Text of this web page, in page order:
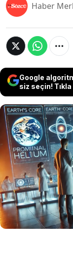
Haber
Google
siz seçin!
Bilim
miktarda
koydu.
yüksek
da
kimyasal